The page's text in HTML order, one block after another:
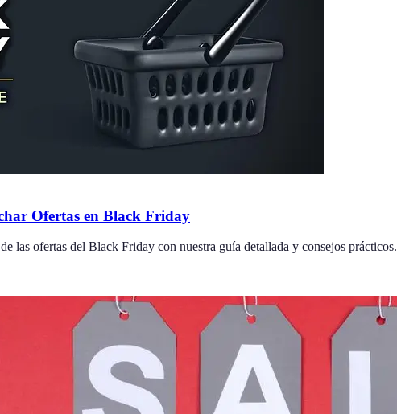
Ofertas en Black Friday
las ofertas del Black Friday con nuestra guía detallada y consejos prácticos.